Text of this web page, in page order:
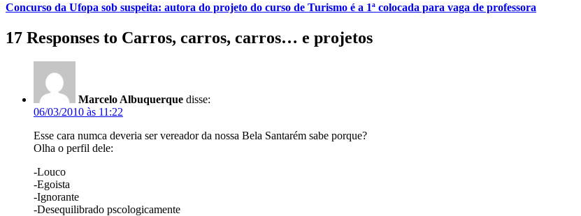
Concurso da Ufopa sob suspeita: autora do projeto do curso de Turismo é a 1ª colocada para vaga de professora
17 Responses to Carros, carros, carros… e projetos
Marcelo Albuquerque disse:
06/03/2010 às 11:22
Esse cara numca deveria ser vereador da nossa Bela Santarém sabe porque?
Olha o perfil dele:
-Louco
-Egoista
-Ignorante
-Desequilibrado pscologicamente